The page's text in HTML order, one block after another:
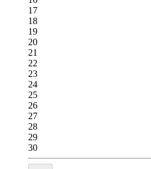
17
18
19
20
21
22
23
24
25
26
27
28
29
30